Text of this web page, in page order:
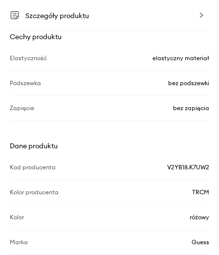
Szczegóły produktu
Cechy produktu
Elastyczność elastyczny materiał
Podszewka bez podszewki
Zapięcie bez zapięcia
Dane produktu
Kod producenta V2YB18.K7UW2
Kolor producenta TRCM
Kolor różowy
Marka Guess